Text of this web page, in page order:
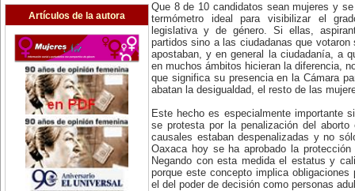
Artículos de la autora
Que 8 de 10 candidatos sean mujeres y
termómetro ideal para visibilizar el
legislativa y de género. Si ellas,
partidos sino a las ciudadanas que
apostaban, y en general la ciudadanía, a
en muchos ámbitos hicieran la diferencia,
que significa su presencia en la Cámara
abatan la desigualdad, el resto de las
Este hecho es especialmente importante
se protesta por la penalización del
causales estaban despenalizadas y no
Oaxaca hoy se ha aprobado la
Negando con esta medida el estatus y
porque este concepto implica
el del poder de decisión como personas